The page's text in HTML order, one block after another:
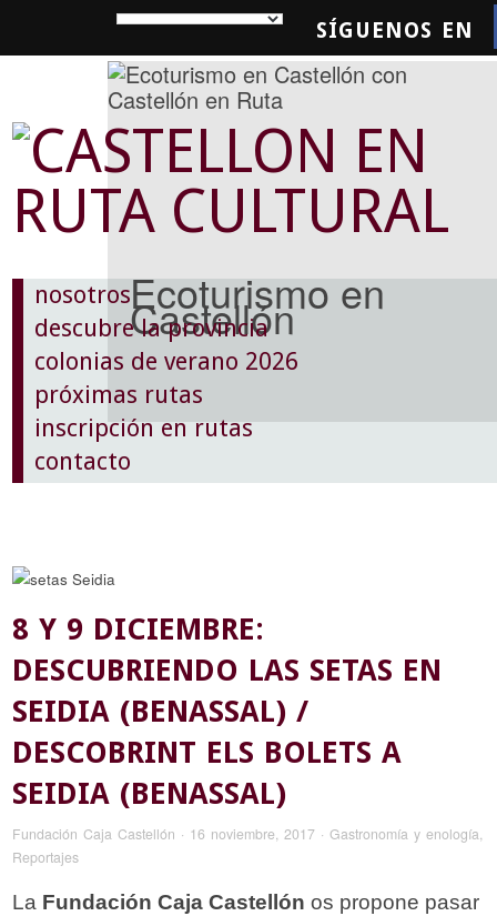
SÍGUENOS EN
Ecoturismo en
Castellón
nosotros
descubre la provincia
colonias de verano 2026
próximas rutas
inscripción en rutas
contacto
8 Y 9 DICIEMBRE:
DESCUBRIENDO LAS SETAS EN
SEIDIA (BENASSAL) /
DESCOBRINT ELS BOLETS A
SEIDIA (BENASSAL)
Fundación Caja Castellón · 16 noviembre, 2017 ·Gastronomía y enología,
Reportajes
La Fundación Caja Castellón os propone pasar